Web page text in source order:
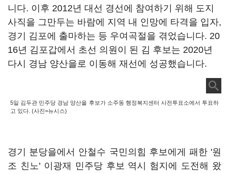
니다. 이후 2012년 대선 경선에 참여하기 위해 도지
사직을 그만두는 바람에 지역 내 인망에 타격을 입자,
경기 김포에 출마하는 등 우여곡절을 겪었습니다. 20
16년 김포갑에서 초선 의원이 된 김 후보는 2020년
다시 경남 양산을로 이동해 재선에 성공했습니다.
5일 김두관 민주당 경남 양산을 후보가 소주동 행정복지센터 사전투표소에서 투표하
고 있다. (사진=뉴시스)
경기 분당을에서 안철수 국민의힘 후보에게 패한 '원
조 친노' 이광재 민주당 후보 역시 험지에 도전해 왔